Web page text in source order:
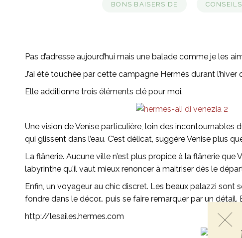
BONS BAISERS DE
Pas d’adresse aujourd’hui mais une balade comme je les
J’ai été touchée par cette campagne Hermès durant l’hiver
Elle additionne trois éléments clé pour moi.
Une vision de Venise particulière, loin des incontournables
qui glissent dans l’eau. C’est délicat, suggère Venise plus
La flânerie. Aucune ville n’est plus propice à la flânerie
labyrinthe qu’il vaut mieux renoncer à maitriser dès le
Enfin, un voyageur au chic discret. Les beaux palazzi sont
fondre dans le décor… puis se faire remarquer par un
http://lesailes.hermes.com